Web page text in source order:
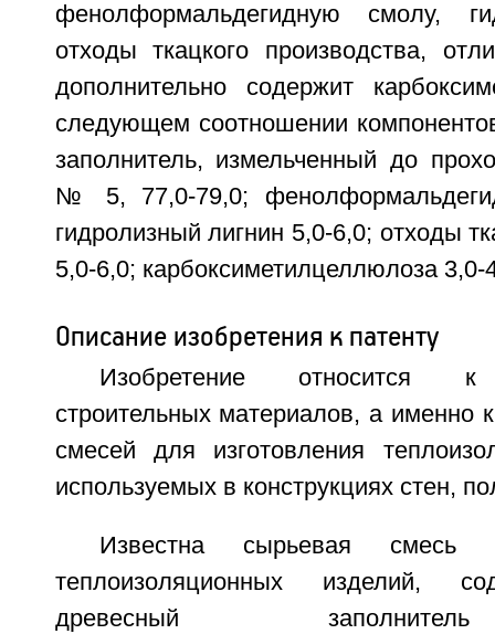
фенолформальдегидную смолу,
отходы ткацкого производства,
дополнительно содержит
следующем соотношении
заполнитель, измельченный до
№ 5, 77,0-79,0;
гидролизный лигнин 5,0-6,0; отходы
5,0-6,0; карбоксиметилцеллюлоза 3,0-
Описание изобретения к патенту
Изобретение относится к
строительных материалов, а именно
смесей для изготовления
используемых в конструкциях стен,
Известна сырьевая смесь
теплоизоляционных изделий,
древесный